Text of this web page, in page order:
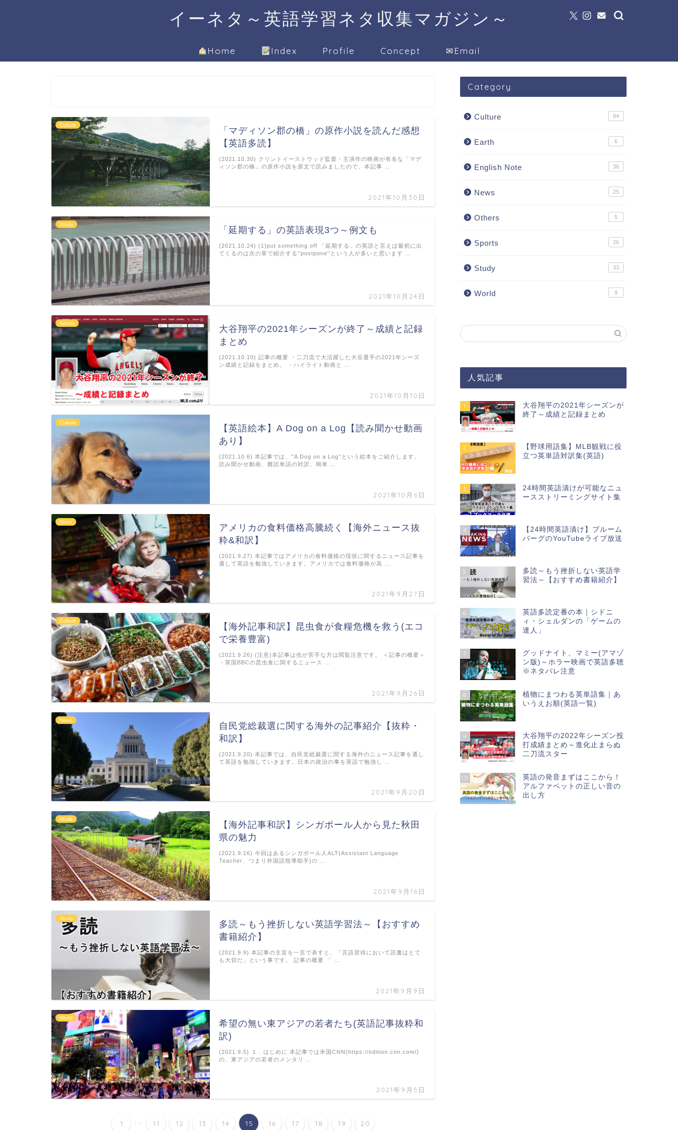
イーネタ～英語学習ネタ収集マガジン～
Home Index Profile Concept ✉Email
Culture
「マディソン郡の橋」の原作小説を読んだ感想
【英語多読】
2021年10月30日
(2021.10.30) クリントイーストウッド監督・主演作の映画が有名な「マデ
ィソン郡の橋」の原作小説を原文で読みましたので、本記事 …
Study
「延期する」の英語表現3つ～例文も
2021年10月24日
(2021.10.24) (1)put something off 「延期する」の英語と言えば最初に出
てくるのは次の章で紹介する''postpone''という人が多いと思います …
Sports
大谷翔平の2021年シーズンが終了～成績と記録
まとめ
2021年10月10日
(2021.10.10) 記事の概要 ・二刀流で大活躍した大谷選手の2021年シーズ
ン成績と記録をまとめ。 ・ハイライト動画と …
Culture
【英語絵本】A Dog on a Log【読み聞かせ動画
あり】
2021年10月6日
(2021.10.6) 本記事では、''A Dog on a Log''という絵本をご紹介します。
読み聞かせ動画、難読単語の対訳、簡単 …
News
アメリカの食料価格高騰続く【海外ニュース抜
粋&和訳】
2021年9月27日
(2021.9.27) 本記事ではアメリカの食料価格の現状に関するニュース記事を
通して英語を勉強していきます。アメリカでは食料価格が高 …
Culture
【海外記事和訳】昆虫食が食糧危機を救う(エコ
で栄養豊富)
2021年9月26日
(2021.9.26) (注意)本記事は虫が苦手な方は閲覧注意です。 ＜記事の概要＞
・英国BBCの昆虫食に関するニュース …
News
自民党総裁選に関する海外の記事紹介【抜粋・
和訳】
2021年9月20日
(2021.9.20) 本記事では、自民党総裁選に関する海外のニュース記事を通し
て英語を勉強していきます。日本の政治の事を英語で勉強し …
World
【海外記事和訳】シンガポール人から見た秋田
県の魅力
2021年9月16日
(2021.9.16) 今回はあるシンガポール人ALT(Assistant Language
Teacher、つまり外国語指導助手)の …
Study
多読～もう挫折しない英語学習法～【おすすめ
書籍紹介】
2021年9月9日
(2021.9.9) 本記事の主旨を一言で表すと、「言語習得において読書はとて
も大切だ」という事です。 記事の概要 「 …
World
希望の無い東アジアの若者たち(英語記事抜粋和
訳)
2021年9月5日
(2021.9.5) １．はじめに 本記事では米国CNN(https://edition.cnn.com/)
の、東アジアの若者のメンタリ …
1 ... 11 12 13 14 15 16 17 18 19 20
Category
Culture 84
Earth 6
English Note 36
News 25
Others 5
Sports 26
Study 33
World 9
人気記事
1
大谷翔平の2021年シーズンが
終了～成績と記録まとめ
2
【野球用語集】MLB観戦に役
立つ英単語対訳集(英語)
3
24時間英語漬けが可能なニュ
ースストリーミングサイト集
4
【24時間英語漬け】ブルーム
バーグのYouTubeライブ放送
5
多読～もう挫折しない英語学
習法～【おすすめ書籍紹介】
6
英語多読定番の本｜シドニ
ィ・シェルダンの「ゲームの
達人」
7
グッドナイト、マミー(アマゾ
ン版)～ホラー映画で英語多聴
※ネタバレ注意
8
植物にまつわる英単語集｜あ
いうえお順(英語一覧)
9
大谷翔平の2022年シーズン投
打成績まとめ～進化止まらぬ
二刀流スター
10
英語の発音まずはここから！
アルファベットの正しい音の
出し方